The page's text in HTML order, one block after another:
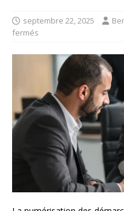
septembre 22, 2025
fermés